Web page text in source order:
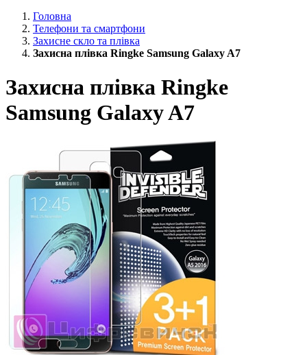
Головна
Телефони та смартфони
Захисне скло та плівка
Захисна плівка Ringke Samsung Galaxy A7
Захисна плівка Ringke
Samsung Galaxy A7